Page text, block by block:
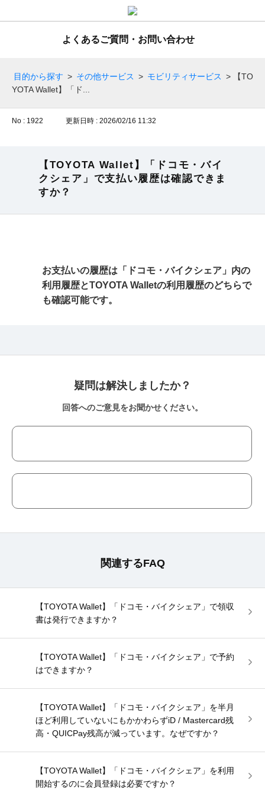
よくあるご質問・お問い合わせ
目的から探す > その他サービス > モビリティサービス >
【TO
YOTA Wallet】「ド...
No : 1922 更新日時 : 2026/02/16 11:32
【TOYOTA Wallet】「ドコモ・バイ
クシェア」で支払い履歴は確認できま
すか？
お支払いの履歴は「ドコモ・バイクシェア」内の
利用履歴とTOYOTA Walletの利用履歴のどちらで
も確認可能です。
疑問は解決しましたか？
回答へのご意見をお聞かせください。
関連するFAQ
【TOYOTA Wallet】「ドコモ・バイクシェア」で領収
書は発行できますか？
【TOYOTA Wallet】「ドコモ・バイクシェア」で予約
はできますか？
【TOYOTA Wallet】「ドコモ・バイクシェア」を半月
ほど利用していないにもかかわらずiD / Mastercard残
高・QUICPay残高が減っています。なぜですか？
【TOYOTA Wallet】「ドコモ・バイクシェア」を利用
開始するのに会員登録は必要ですか？